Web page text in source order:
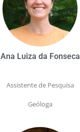
Ana Luiza da Fonseca
Assistente de Pesquisa
Geóloga